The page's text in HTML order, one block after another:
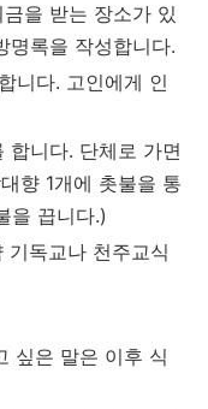
을 받는 장소가 있
명록을 작성합니다.
니다. 고인에게 인
합니다. 단체로 가면
향 1개에 촛불을 통
을 끕니다.)
기독교나 천주교식
싶은 말은 이후 식